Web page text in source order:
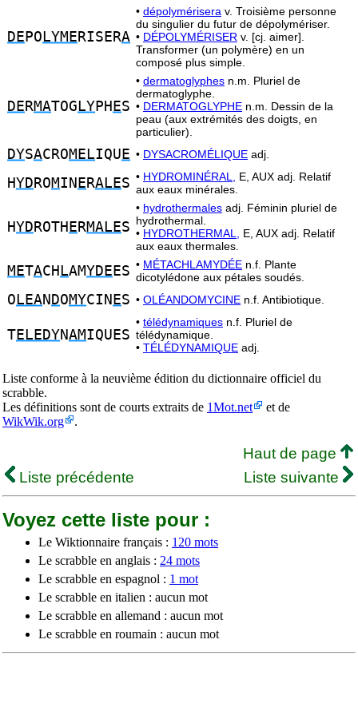
DE PO LYME RISERA
• dépolymérisera v. Troisième personne
du singulier du futur de dépolymériser.
• DÉPOLYMÉRISER v. [cj. aimer].
Transformer (un polymère) en un
composé plus simple.
DE RMATOG LYPH ES
• dermatoglyphes n.m. Pluriel de
dermatoglyphe.
• DERMATOGLYPHE n.m. Dessin de la
peau (aux extrémités des doigts, en
particulier).
DYSACROMELIQU E • DYSACROMÉLIQUE adj.
HYD ROMIN E RALES • HYDROMINÉRAL,
E, AUX adj. Relatif
aux eaux minérales.
HYD ROTH E RMALES
• hydrothermales adj. Féminin pluriel de
hydrothermal.
• HYDROTHERMAL,
E, AUX adj. Relatif
aux eaux thermales.
METACH LAMYDE ES • MÉTACHLAMYDÉE n.f. Plante
dicotylédone aux pétales soudés.
O LEAN DOMYCIN ES • OLÉANDOMYCINE n.f. Antibiotique.
TELEDYNAMIQUES
• télédynamiques n.f. Pluriel de
télédynamique.
• TÉLÉDYNAMIQUE adj.
Liste conforme à la neuvième édition du dictionnaire officiel du
scrabble.
Les définitions sont de courts extraits de 1Mot.net
et de
WikWik.org
.
Haut de page
Liste précédente
Liste suivante
Voyez cette liste pour :
Le Wiktionnaire français : 120 mots
Le scrabble en anglais : 24 mots
Le scrabble en espagnol : 1 mot
Le scrabble en italien : aucun mot
Le scrabble en allemand : aucun mot
Le scrabble en roumain : aucun mot